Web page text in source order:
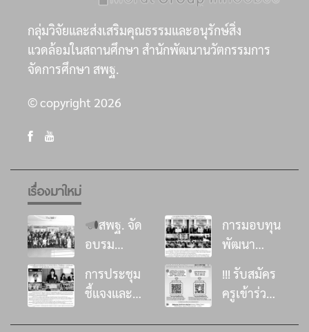
กลุ่มวิจัยและส่งเสริมคุณธรรมและอนุรักษ์สิ่ง
แวดล้อมในสถานศึกษา สำนักพัฒนานวัตกรรมการ
จัดการศึกษา สพฐ.
© copyright 2026
เรื่องมาใหม่
สพฐ. จัด
อบรม
ศักยภาพที่
ปรึกษาด้าน
การเสริม
การมอบทุน
พัฒนา
โรงเรียน ใน
โครงการ
“อิ่มนี้เพื่อ
น้อง”
การประชุม
ชี้แจงและ
!!! รับสมัคร
ครูเข้าร่วม